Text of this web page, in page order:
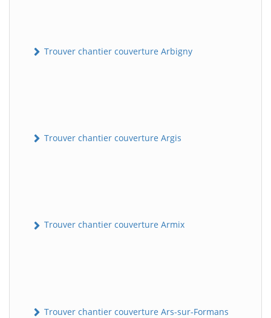
Trouver chantier couverture Arbigny
Trouver chantier couverture Argis
Trouver chantier couverture Armix
Trouver chantier couverture Ars-sur-Formans